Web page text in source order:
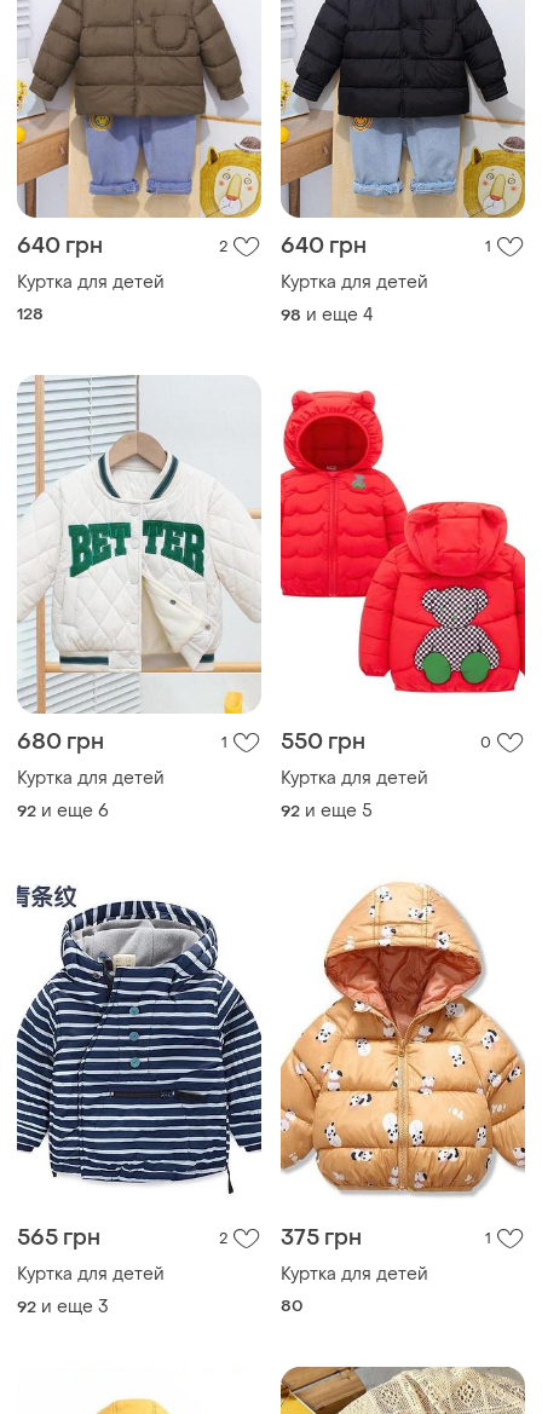
640 грн 2
Куртка для детей
128
640 грн 1
Куртка для детей
98 и еще 4
680 грн 1
Куртка для детей
92 и еще 6
550 грн 0
Куртка для детей
92 и еще 5
565 грн 2
Куртка для детей
92 и еще 3
375 грн 1
Куртка для детей
80